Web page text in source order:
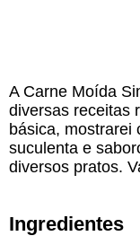
A Carne Moída
diversas receitas
básica, mostrarei
suculenta e
diversos pratos.
Ingredientes